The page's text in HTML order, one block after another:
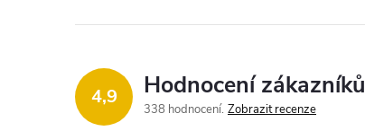
4,9 Hodnocení zákazníků
338 hodnocení Zobrazit recenze